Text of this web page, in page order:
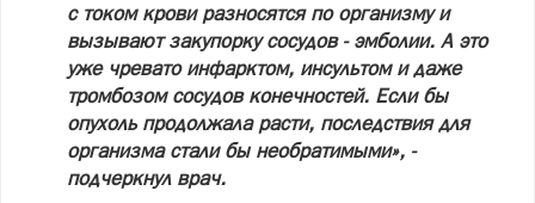
с током крови разносятся по организму и
вызывают закупорку сосудов - эмболии. А это
уже чревато инфарктом, инсультом и даже
тромбозом сосудов конечностей. Если бы
опухоль продолжала расти, последствия для
организма стали бы необратимыми», -
подчеркнул врач.